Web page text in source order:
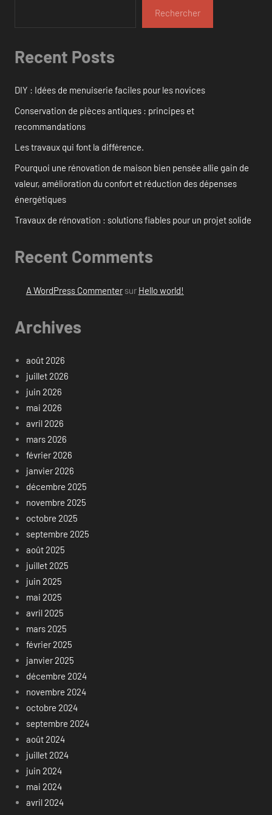
Rechercher
Recent Posts
DIY : Idées de menuiserie faciles pour les novices
Conservation de pièces antiques : principes et
recommandations
Les travaux qui font la différence.
Pourquoi une rénovation de maison bien pensée allie gain de
valeur, amélioration du confort et réduction des dépenses
énergétiques
Travaux de rénovation : solutions fiables pour un projet solide
Recent Comments
A WordPress Commentersur Hello world!
Archives
août 2026
juillet 2026
juin 2026
mai 2026
avril 2026
mars 2026
février 2026
janvier 2026
décembre 2025
novembre 2025
octobre 2025
septembre 2025
août 2025
juillet 2025
juin 2025
mai 2025
avril 2025
mars 2025
février 2025
janvier 2025
décembre 2024
novembre 2024
octobre 2024
septembre 2024
août 2024
juillet 2024
juin 2024
mai 2024
avril 2024